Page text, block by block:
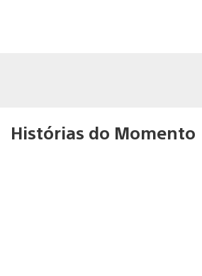
Histórias do Momento